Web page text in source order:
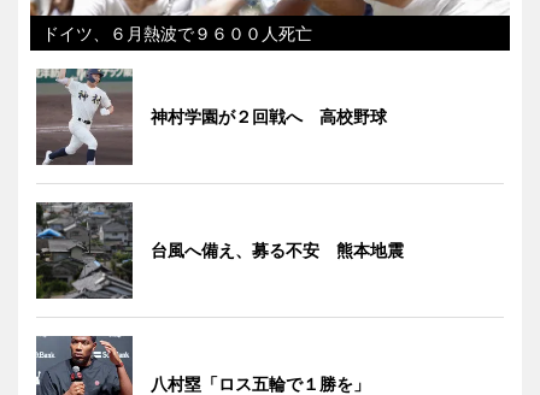
ドイツ、６月熱波で９６００人死亡
神村学園が２回戦へ 高校野球
台風へ備え、募る不安 熊本地震
八村塁「ロス五輪で１勝を」